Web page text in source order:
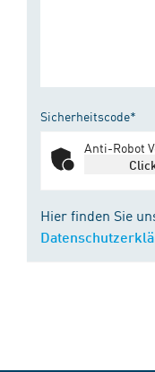
Sicherheitscode*
Anti-Robot
Hier finden Sie